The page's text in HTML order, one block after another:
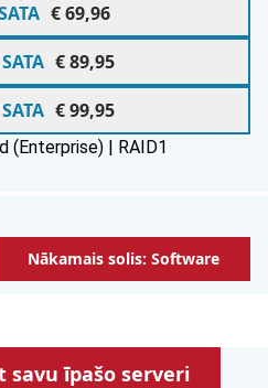
€ 69,96
€ 89,95
€ 99,95
(Enterprise) | RAID1
Nākamais solis: Software
savu īpašo serveri